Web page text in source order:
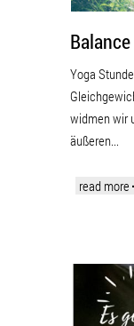
Yoga
widmen wir
äußeren...
read more